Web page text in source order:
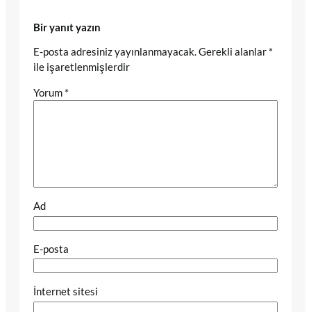
Bir yanıt yazın
E-posta adresiniz yayınlanmayacak.Gerekli alanlar *
ile işaretlenmişlerdir
Yorum *
Ad
E-posta
İnternet sitesi